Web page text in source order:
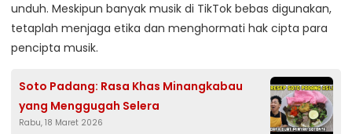
unduh. Meskipun banyak musik di TikTok bebas digunakan,
tetaplah menjaga etika dan menghormati hak cipta para
pencipta musik.
Soto Padang: Rasa Khas Minangkabau
yang Menggugah Selera
Rabu, 18 Maret 2026